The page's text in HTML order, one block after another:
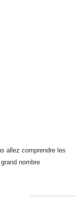
allez comprendre les
nombre